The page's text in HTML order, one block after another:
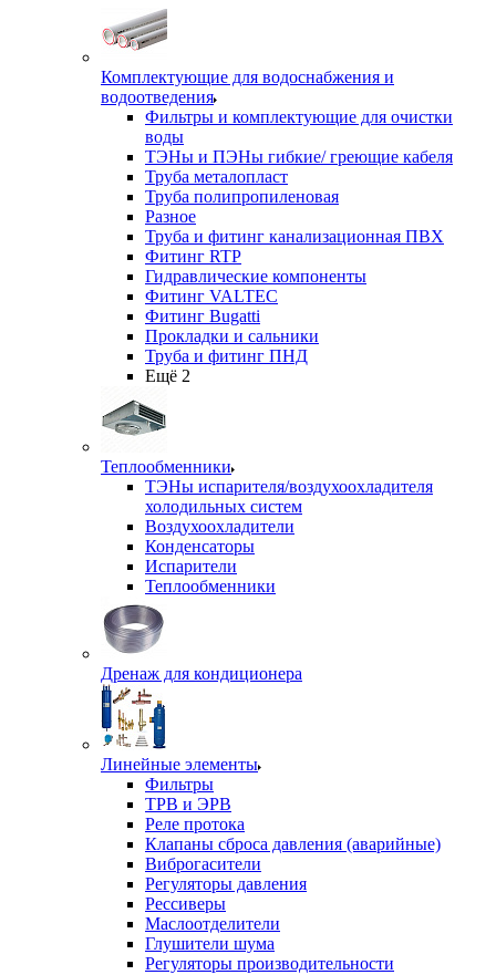
Комплектующие для водоснабжения и
водоотведения
Фильтры и комплектующие для очистки
воды
ТЭНы и ПЭНы гибкие/ греющие кабеля
Труба металопласт
Труба полипропиленовая
Разное
Труба и фитинг канализационная ПВХ
Фитинг RTP
Гидравлические компоненты
Фитинг VALTEC
Фитинг Bugatti
Прокладки и сальники
Труба и фитинг ПНД
Ещё 2
Теплообменники
ТЭНы испарителя/воздухоохладителя
холодильных систем
Воздухоохладители
Конденсаторы
Испарители
Теплообменники
Дренаж для кондиционера
Линейные элементы
Фильтры
ТРВ и ЭРВ
Реле протока
Клапаны сброса давления (аварийные)
Виброгасители
Регуляторы давления
Рессиверы
Маслоотделители
Глушители шума
Регуляторы производительности